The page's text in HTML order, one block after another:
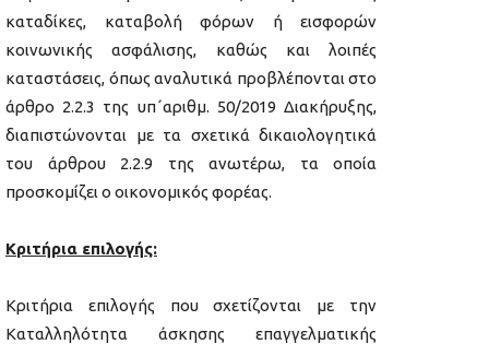
καταδίκες, καταβολή φόρων ή εισφορών
κοινωνικής ασφάλισης, καθώς και λοιπές
καταστάσεις, όπως αναλυτικά προβλέπονται στο
άρθρο 2.2.3 της υπ΄αριθμ. 50/2019 Διακήρυξης,
διαπιστώνονται με τα σχετικά δικαιολογητικά
του άρθρου 2.2.9 της ανωτέρω, τα οποία
προσκομίζει ο οικονομικός φορέας.
Κριτήρια επιλογής:
Κριτήρια επιλογής που σχετίζονται με την
Καταλληλότητα άσκησης επαγγελματικής